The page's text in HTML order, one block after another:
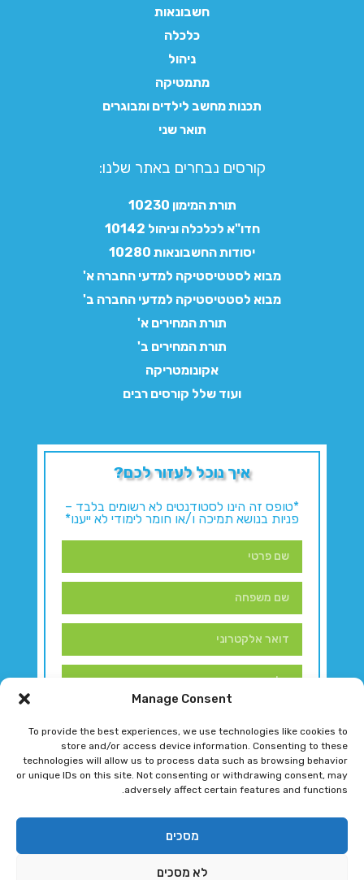
Manage Consent
To provide the best experiences, we use technologies like cookies to
store and/or access device information. Consenting to these
technologies will allow us to process data such as browsing behavior
or unique IDs on this site. Not consenting or withdrawing consent, may
adversely affect certain features and functions.
מסכים
לא מסכים
חשבונאות
כלכלה
ניהול
מתמטיקה
תכנות מחשב לילדים ומבוגרים
תואר שני
קורסים נבחרים באתר שלנו:​
תורת המימון 10230
חדו"א לכלכלה וניהול 10142
יסודות החשבונאות 10280
מבוא לסטטיסטיקה למדעי החברה א'
מבוא לסטטיסטיקה למדעי החברה ב'
תורת המחירים א'
תורת המחירים ב'
אקונומטריקה
ועוד שלל קורסים רבים
איך נוכל לעזור לכם?
*טופס זה הינו לסטודנטים לא רשומים בלבד –
פניות בנושא תמיכה ו/או חומר לימודי לא ייענו*